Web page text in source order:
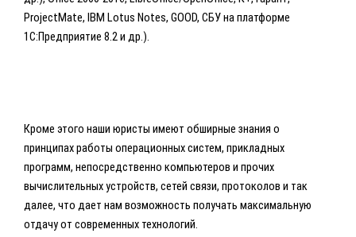
ProjectMate, IBM Lotus Notes, GOOD, СБУ на платформе
1С:Предприятие 8.2 и др.).
Кроме этого наши юристы имеют обширные знания о
принципах работы операционных систем, прикладных
программ, непосредственно компьютеров и прочих
вычислительных устройств, сетей связи, протоколов и так
далее, что дает нам возможность получать максимальную
отдачу от современных технологий.